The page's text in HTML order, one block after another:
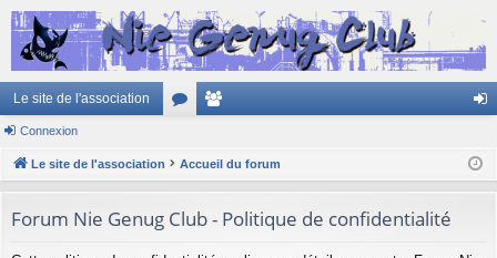
Le site de l'association
u
s
m ne
Connexion
Le site de l'association Accueil du forum
Forum Nie Genug Club - Politique de confidentialité